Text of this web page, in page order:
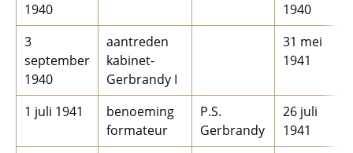
1940
1940
3
september
1940
aantreden
kabinet-
Gerbrandy I
31 mei
1941
1 juli 1941
benoeming
formateur
P.S.
Gerbrandy
26 juli
1941